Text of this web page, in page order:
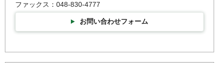
ファックス：048-830-4777
お問い合わせフォーム